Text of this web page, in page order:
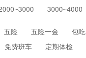
3000~4000
五险 五险一金
包吃
免费班车 定期体检